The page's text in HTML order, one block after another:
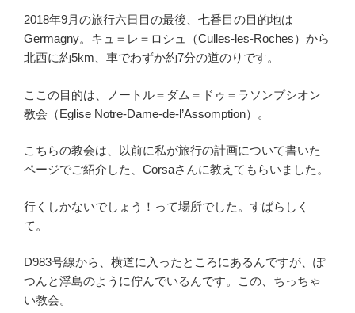
2018年9月の旅行六日目の最後、七番目の目的地は
Germagny。キュ＝レ＝ロシュ（Culles-les-Roches）から
北西に約5km、車でわずか約7分の道のりです。
ここの目的は、ノートル＝ダム＝ドゥ＝ラソンプシオン
教会（Eglise Notre-Dame-de-l’Assomption）。
こちらの教会は、以前に私が旅行の計画について書いた
ページでご紹介した、Corsaさんに教えてもらいました。
行くしかないでしょう！って場所でした。すばらしく
て。
D983号線から、横道に入ったところにあるんですが、ぽ
つんと浮島のように佇んでいるんです。この、ちっちゃ
い教会。